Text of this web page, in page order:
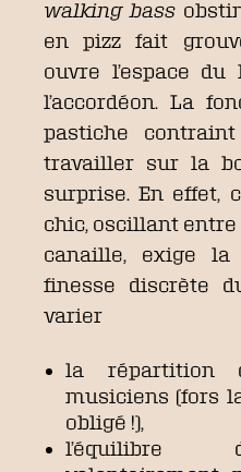
walking bass
en pizz fait
ouvre l’espace
l’accordéon. La
pastiche
travailler sur la
surprise. En effet,
chic, oscillant
canaille, exige
finesse discrète
varier
la répartition
musiciens (fors
obligé !),
l’équilibre